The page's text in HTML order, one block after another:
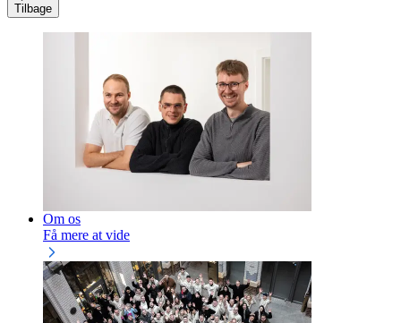
Tilbage
Om os
Få mere at vide